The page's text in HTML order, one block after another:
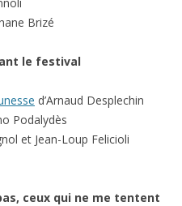
Brizé
le festival
d’Arnaud Desplechin
Podalydès
et Jean-Loup Felicioli
ceux qui ne me tentent